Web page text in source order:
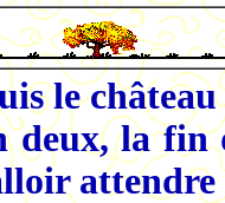
le
deux, la
attendre